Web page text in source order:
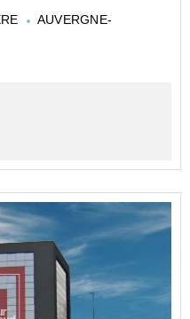
salle de sport, un
AUVERGNE-